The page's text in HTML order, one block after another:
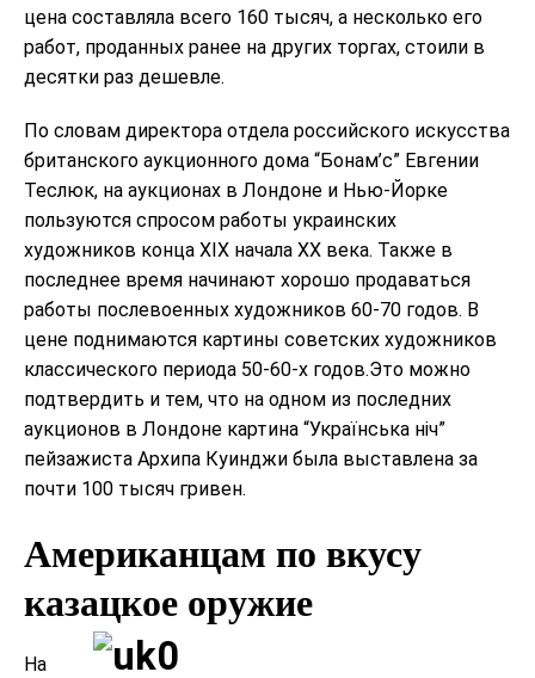
цена составляла всего 160 тысяч, а несколько его
работ, проданных ранее на других торгах, стоили в
десятки раз дешевле.
По словам директора отдела российского искусства
британского аукционного дома “Бонам’с” Евгении
Теслюк, на аукционах в Лондоне и Нью-Йорке
пользуются спросом работы украинских
художников конца ХІХ начала ХХ века. Также в
последнее время начинают хорошо продаваться
работы послевоенных художников 60-70 годов. В
цене поднимаются картины советских художников
классического периода 50-60-х годов.Это можно
подтвердить и тем, что на одном из последних
аукционов в Лондоне картина “Українська ніч”
пейзажиста Архипа Куинджи была выставлена за
почти 100 тысяч гривен.
Американцам по вкусу
казацкое оружие
На